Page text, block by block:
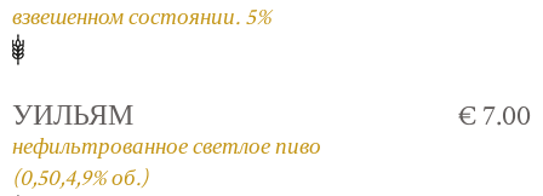
взвешенном состоянии. 5%
УИЛЬЯМ
нефильтрованное светлое пиво
(0,50,4,9% об.)
€ 7.00